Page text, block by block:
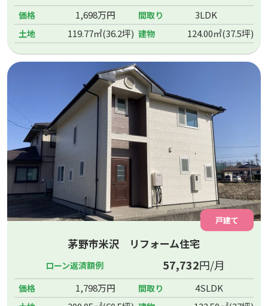
価格 1,698万円 間取り 3LDK
土地 119.77㎡(36.2坪) 建物 124.00㎡(37.5坪)
戸建て
茅野市米沢 リフォーム住宅
ローン返済額例 57,732円/月
価格 1,798万円 間取り 4SLDK